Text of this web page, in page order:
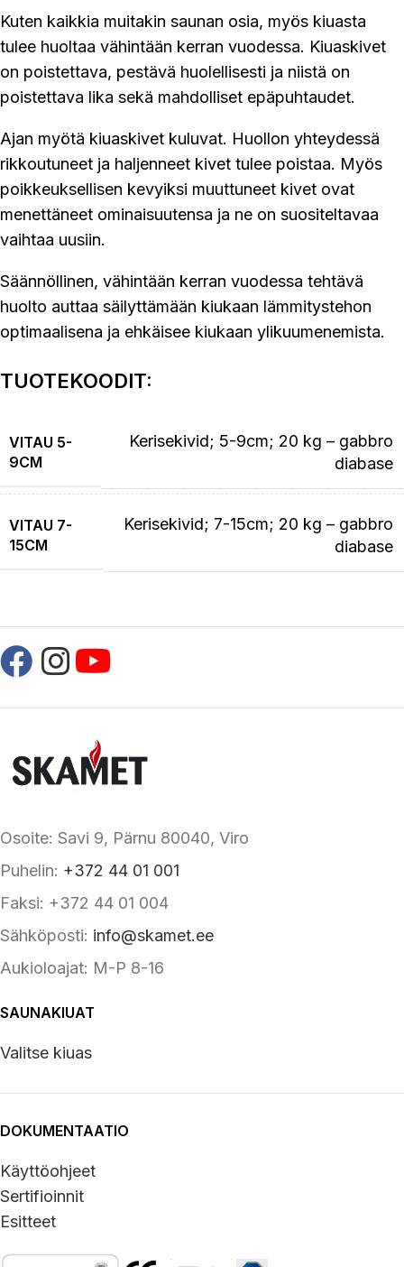
Kuten kaikkia muitakin saunan osia, myös kiuasta
tulee huoltaa vähintään kerran vuodessa. Kiuaskivet
on poistettava, pestävä huolellisesti ja niistä on
poistettava lika sekä mahdolliset epäpuhtaudet.
Ajan myötä kiuaskivet kuluvat. Huollon yhteydessä
rikkoutuneet ja haljenneet kivet tulee poistaa. Myös
poikkeuksellisen kevyiksi muuttuneet kivet ovat
menettäneet ominaisuutensa ja ne on suositeltavaa
vaihtaa uusiin.
Säännöllinen, vähintään kerran vuodessa tehtävä
huolto auttaa säilyttämään kiukaan lämmitystehon
optimaalisena ja ehkäisee kiukaan ylikuumenemista.
TUOTEKOODIT:
VITAU 5-
9CM
Kerisekivid; 5-9cm; 20 kg – gabbro
diabase
VITAU 7-
15CM
Kerisekivid; 7-15cm; 20 kg – gabbro
diabase
Osoite: Savi 9, Pärnu 80040, Viro
Puhelin: +372 44 01 001
Faksi: +372 44 01 004
Sähköposti: info@skamet.ee
Aukioloajat: M-P 8-16
SAUNAKIUAT
Valitse kiuas
DOKUMENTAATIO
Käyttöohjeet
Sertifioinnit
Esitteet